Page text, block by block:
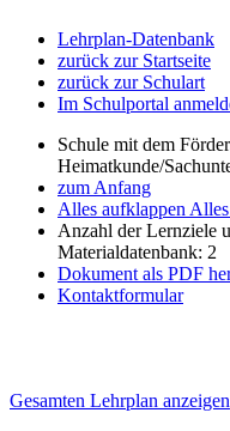
Lehrplan-Datenbank
zurück zur Startseite
zurück zur Schulart
Im Schulportal
Schule mit dem
Heimatkunde/
zum Anfang
Alles aufklappen
Anzahl der Lernziele
Materialdatenbank: 2
Dokument als PDF
Kontaktformular
Gesamten Lehrplan anzeigen